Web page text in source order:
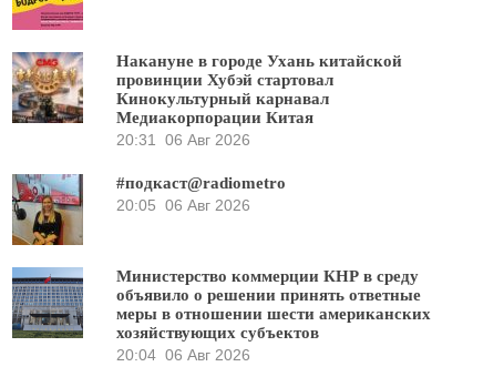
Накануне в городе Ухань китайской
провинции Хубэй стартовал
Кинокультурный карнавал
Медиакорпорации Китая
20:31
06 Авг 2026
#подкаст@radiometro
20:05 06 Авг 2026
Министерство коммерции КНР в среду
объявило о решении принять ответные
меры в отношении шести американских
хозяйствующих субъектов
20:04 06 Авг 2026